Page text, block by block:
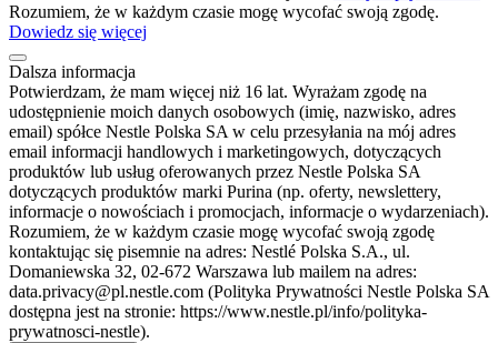
Rozumiem, że w każdym czasie mogę wycofać swoją zgodę.
Dowiedz się więcej
Dalsza informacja
Potwierdzam, że mam więcej niż 16 lat. Wyrażam zgodę na
udostępnienie moich danych osobowych (imię, nazwisko, adres
email) spółce Nestle Polska SA w celu przesyłania na mój adres
email informacji handlowych i marketingowych, dotyczących
produktów lub usług oferowanych przez Nestle Polska SA
dotyczących produktów marki Purina (np. oferty, newslettery,
informacje o nowościach i promocjach, informacje o wydarzeniach).
Rozumiem, że w każdym czasie mogę wycofać swoją zgodę
kontaktując się pisemnie na adres: Nestlé Polska S.A., ul.
Domaniewska 32, 02-672 Warszawa lub mailem na adres:
data.privacy@pl.nestle.com (Polityka Prywatności Nestle Polska SA
dostępna jest na stronie: https://www.nestle.pl/info/polityka-
prywatnosci-nestle).